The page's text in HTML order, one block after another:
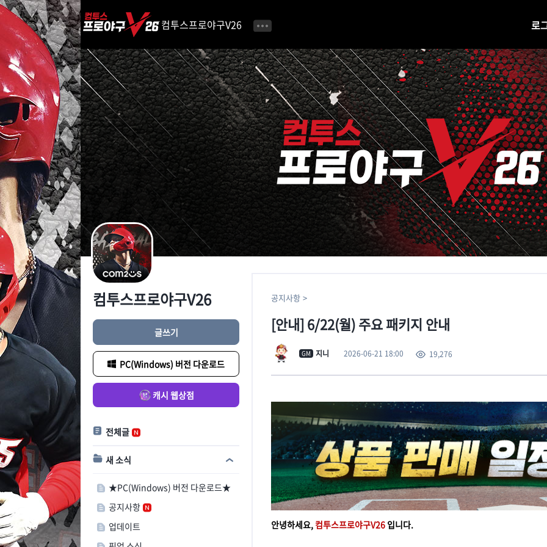
i
p
C
o
n
t
e
n
t
컴투스프로야구V26
공지사항 업데이트 진행 중 이벤트 H캐시 웹상점 바로가기
로
컴투스프로야구V26
글쓰기
PC(Windows) 버전 다운로드
캐시 웹상점
전체글
새 소식
★PC(Windows) 버전 다운로드★
공지사항
업데이트
공지사항
[안내] 6/22(월) 주요 패키지 안내
GM 지니 2026-06-21 18:00 19,276
안녕하세요, 컴투스프로야구V26 입니다.